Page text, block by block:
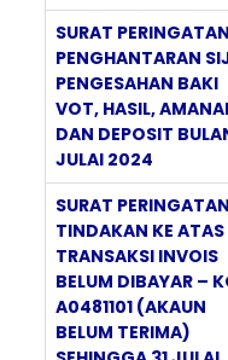
SURAT
PENGHANTARAN
PENGESAHAN BAKI
VOT, HASIL,
DAN DEPOSIT
JULAI 2024
SURAT
TINDAKAN KE ATAS
TRANSAKSI INVOIS
BELUM DIBAYAR –
A0481101 (AKAUN
BELUM TERIMA)